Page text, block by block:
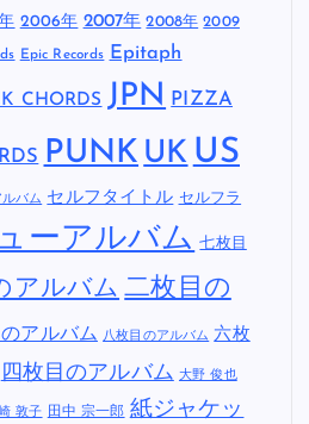
2006年 2007年 2008年 2009
Epic Records Epitaph
CHORDS JPN PIZZA
PUNK UK US
バム セルフタイトル セルフラ
ーアルバム 七枚目
アルバム 二枚目の
アルバム 八枚目のアルバム 六枚
四枚目のアルバム 大野 俊也
敦子 田中 宗一郎 紙ジャケッ